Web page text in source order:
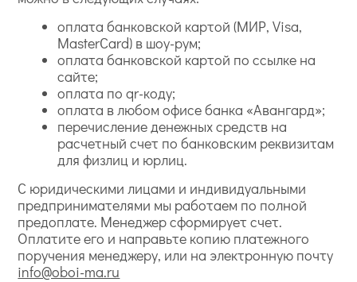
оплата банковской картой (МИР, Visa,
MasterCard) в шоу-рум;
оплата банковской картой по ссылке на
сайте;
оплата по qr-коду;
оплата в любом офисе банка «Авангард»;
перечисление денежных средств на
расчетный счет по банковским реквизитам
для физлиц и юрлиц.
С юридическими лицами и индивидуальными
предпринимателями мы работаем по полной
предоплате. Менеджер сформирует счет.
Оплатите его и направьте копию платежного
поручения менеджеру, или на электронную почту
info@oboi-ma.ru